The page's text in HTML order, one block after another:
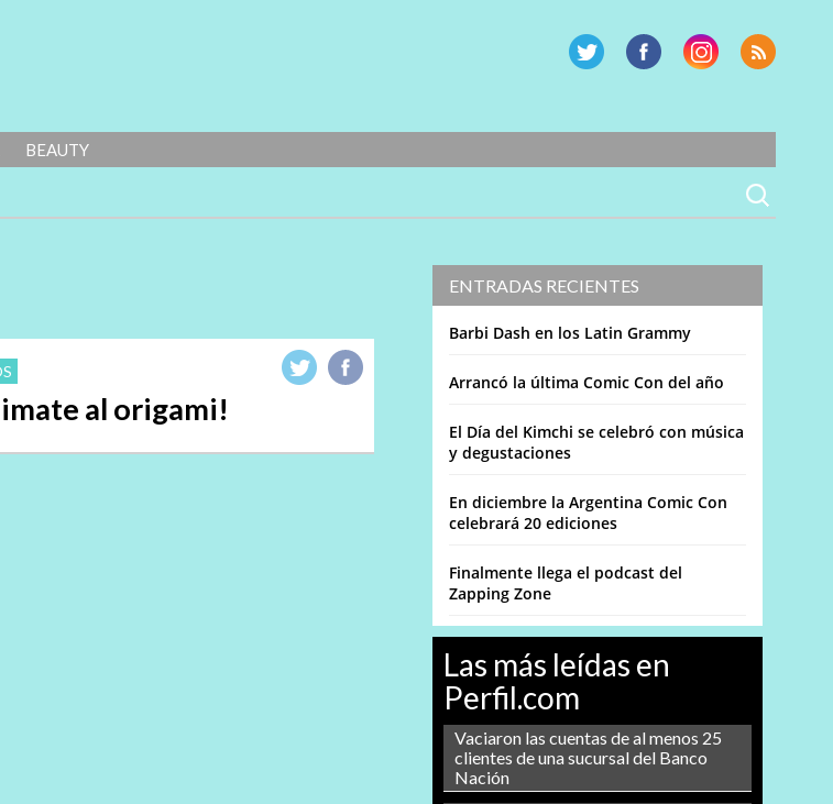
BEAUTY
ENTRADAS RECIENTES
Barbi Dash en los Latin Grammy
Arrancó la última Comic Con del año
El Día del Kimchi se celebró con música
y degustaciones
En diciembre la Argentina Comic Con
celebrará 20 ediciones
Finalmente llega el podcast del
Zapping Zone
Las más leídas en
Perfil.com
Vaciaron las cuentas de al menos 25
clientes de una sucursal del Banco
Nación
al origami!